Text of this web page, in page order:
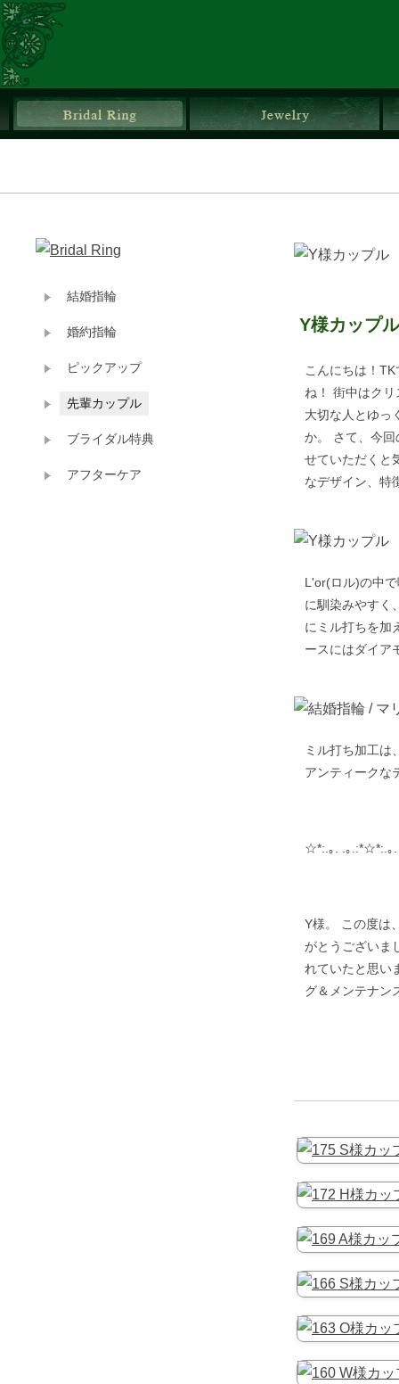
ブライダルリング
Y様カップ
こんにちは！
ね！ 街中はク
大切な人とゆっ
か。 さて、今
せていただくと
なデザイン、特
L'or(ロル)の中
に馴染みやすく
にミル打ちを加
ースにはダイア
ミル打ち加工は
アンティークな
☆*:.｡. .｡.:*☆*:.｡
Y様。 この度は
がとうございま
れていたと思い
グ＆メンテナン
結婚指輪
婚約指輪
ピックアップ
先輩カップル
ブライダル特典
アフターケア